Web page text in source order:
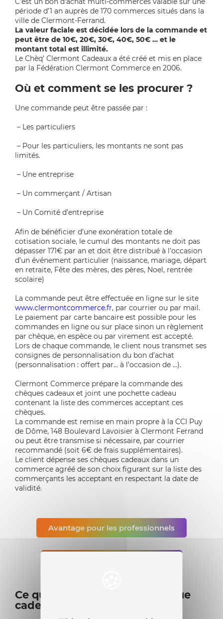
période d’1 an auprès de 170 commerces situés dans la
ville de Clermont-Ferrand.
La valeur faciale est décidée lors de la commande et
peut être de 10€, 20€, 30€, 40€, 50€ … et le
montant total est illimité.
Le Chèq’ Clermont Cadeaux a été créé et mis en place
par la Fédération Clermont Commerce en 2006.
Où et comment se les procurer ?
Une commande peut être passée par :
– Les particuliers
– Pour les particuliers, les montants ne sont pas
limités.
– Une entreprise
– Un commerçant / Artisan
– Un Comité d’entreprise
Afin de bénéficier d’une exonération totale de
cotisation sociale, le cumul des montants ne doit pas
dépasser 171€ par an et doit être distribué à l’occasion
d’un événement particulier (naissance, mariage, départ
en retraite, Fête des mères, des pères, Noel, rentrée
scolaire)
La commande peut être effectuée en ligne sur le site
www.clermontcommerce.fr, par courrier ou par mail.
Le paiement par carte bancaire est possible pour les
commandes en ligne ou sur place sinon un règlement
par chèque, en espèce ou par virement est accepté.
Lors de chaque commande, le client nous transmet ses
consignes de personnalisation du bon d’achat
(personnalisation : offert par… à l’occasion de …).
Clermont Commerce prépare la commande des
chèques cadeaux et joint une pochette cadeau
contenant la liste des commerces acceptant ces
chèques.
La commande est remise en main propre à la CCI Puy
de Dôme, 148 Boulevard Lavoisier à Clermont Ferrand
ou peut être transmise si nécessaire, par courrier
recommandé (soit 6€ de frais supplémentaires).
Le client dépense ses chèques cadeaux dans un
commerce agréé de son choix figurant sur la liste des
commerçants les acceptant en respectant la date de
validité.
Avantage pour les professionnels
Ce qu'il faut savoir sur le chèque
cadeau